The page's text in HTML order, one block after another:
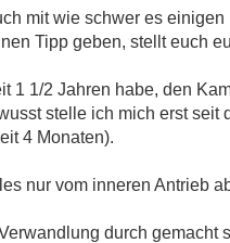
mit wie schwer es
Tipp geben, stellt euch
1 1/2 Jahren habe, den
stelle ich mich erst
4 Monaten).
nur vom inneren Antrieb
durch